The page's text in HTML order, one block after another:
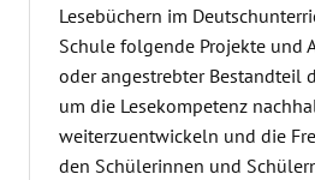
Lesebüchern im
Schule folgende Projekte und
oder angestrebter Bestandteil
um die Lesekompetenz
weiterzuentwickeln und die
den Schülerinnen und